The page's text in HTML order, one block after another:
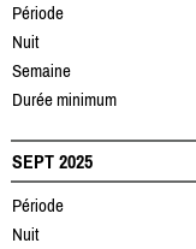
Période
Nuit
Semaine
Durée minimum
SEPT 2025
Période
Nuit